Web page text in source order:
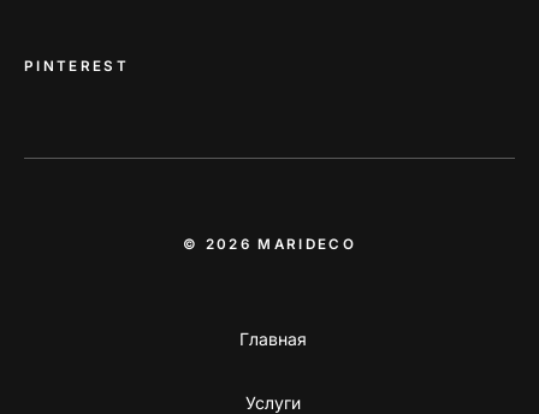
PINTEREST
© 2026 MARIDECO
Главная
Услуги